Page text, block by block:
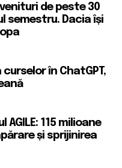
de peste 30
semestru. Dacia își
în ChatGPT,
115 milioane
și sprijinirea